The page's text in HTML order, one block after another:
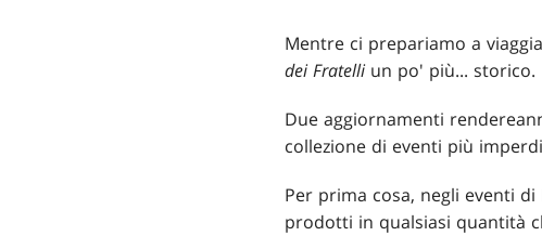
Mentre ci prepariamo a
dei Fratelli un po' più... storico.
Due aggiornamenti
collezione di eventi più
Per prima cosa, negli eventi
prodotti in qualsiasi quantità